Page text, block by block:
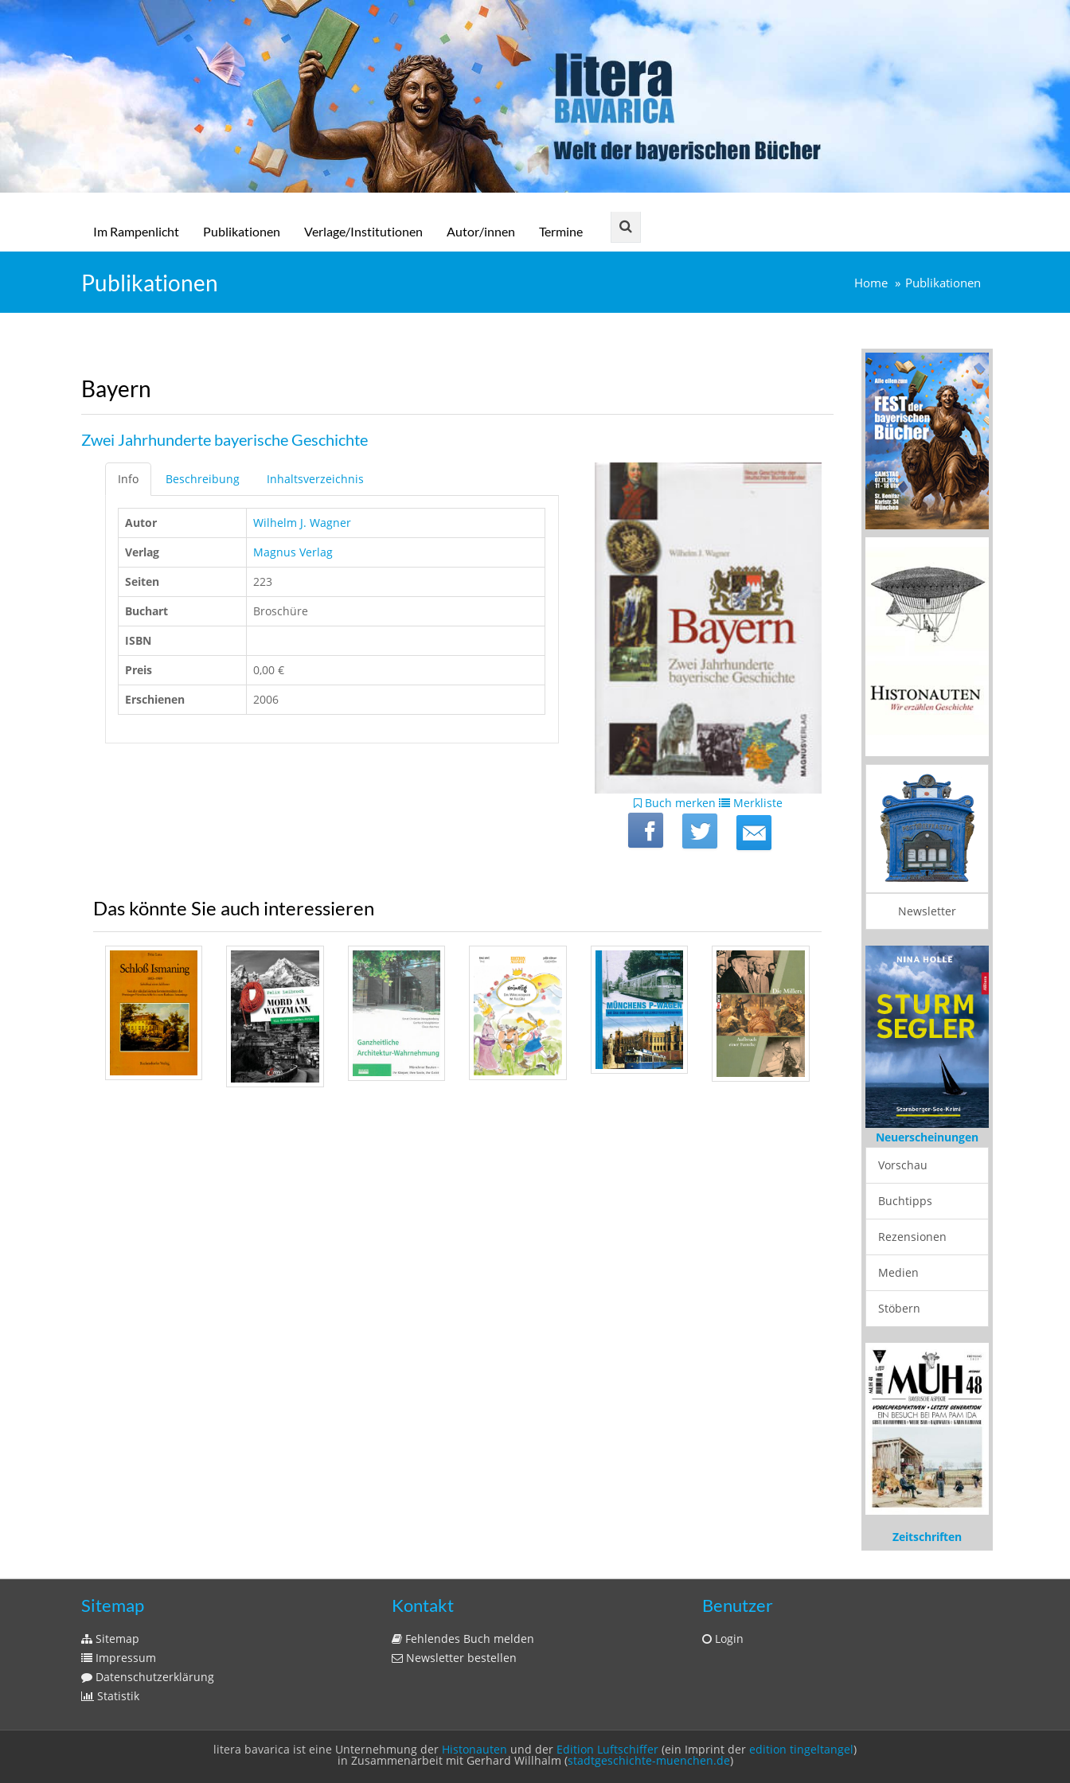
Im Rampenlicht Publikationen Verlage/Institutionen Autor/innen Termine
Publikationen Home Publikationen
Bayern
Zwei Jahrhunderte bayerische Geschichte
Info Beschreibung Inhaltsverzeichnis
Autor
Wilhelm J. Wagner
Verlag
Magnus Verlag
Seiten
223
Buchart
Broschüre
ISBN
Preis
0,00 €
Erschienen
2006
Buch merken Merkliste
Das könnte Sie auch interessieren Newsletter
Neuerscheinungen
Vorschau
Buchtipps
Rezensionen
Medien
Stöbern
Zeitschriften
Sitemap
Sitemap
Impressum
Datenschutzerklärung
Statistik
Kontakt
Fehlendes Buch melden
Newsletter bestellen
Benutzer
Login
litera bavarica ist eine Unternehmung der Histonauten und der Edition Luftschiffer (ein Imprint der edition tingeltangel)
in Zusammenarbeit mit Gerhard Willhalm (stadtgeschichte-muenchen.de)